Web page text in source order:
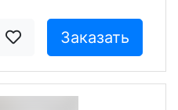
Заказать